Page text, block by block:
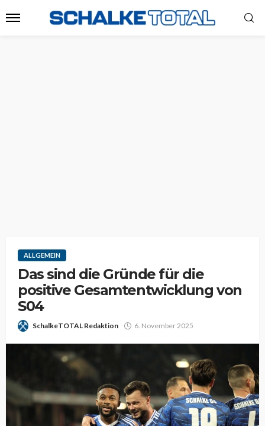
ALLGEMEIN
Das sind die Gründe für die
positive Gesamtentwicklung von
S04
SchalkeTOTAL Redaktion 6. November 2025